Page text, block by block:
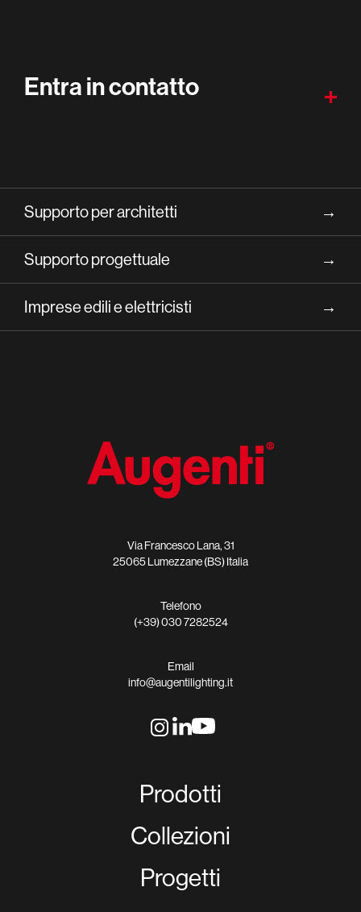
Entra in contatto
Supporto per architetti →
Supporto progettuale →
Imprese edili e elettricisti →
Via Francesco Lana, 31
25065 Lumezzane (BS) Italia
Telefono
(+39) 030 7282524
Email
info@augentilighting.it
Prodotti
Collezioni
Progetti